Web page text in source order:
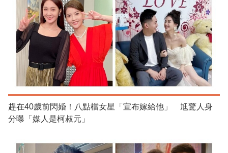
趕在40歲前閃婚！八點檔女星「宣布嫁給他」 尪驚人身
分曝「媒人是柯叔元」